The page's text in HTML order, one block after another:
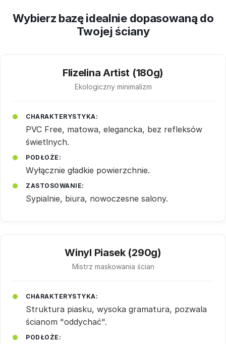
Wybierz bazę idealnie dopasowaną do
Twojej ściany
Flizelina Artist (180g)
Ekologiczny minimalizm
CHARAKTERYSTYKA:
PVC Free, matowa, elegancka, bez refleksów
świetlnych.
PODŁOŻE:
Wyłącznie gładkie powierzchnie.
ZASTOSOWANIE:
Sypialnie, biura, nowoczesne salony.
Winyl Piasek (290g)
Mistrz maskowania ścian
CHARAKTERYSTYKA:
Struktura piasku, wysoka gramatura, pozwala
ścianom "oddychać".
PODŁOŻE: